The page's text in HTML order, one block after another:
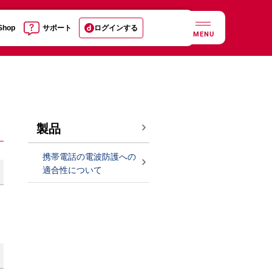
サポート ログインする
MENU
製品
携帯電話の電波防護への
適合性について